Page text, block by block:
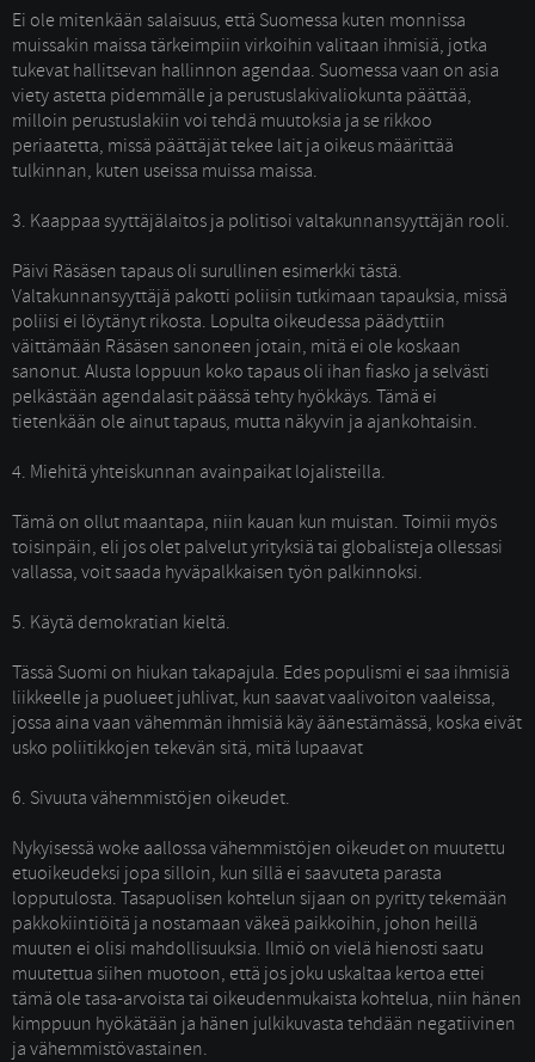
Ei ole mitenkään salaisuus, että Suomessa kuten monnissa
muissakin maissa tärkeimpiin virkoihin valitaan ihmisiä, jotka
tukevat hallitsevan hallinnon agendaa. Suomessa vaan on asia
viety astetta pidemmälle ja perustuslakivaliokunta päättää,
milloin perustuslakiin voi tehdä muutoksia ja se rikkoo
periaatetta, missä päättäjät tekee lait ja oikeus määrittää
tulkinnan, kuten useissa muissa maissa.
3. Kaappaa syyttäjälaitos ja politisoi valtakunnansyyttäjän rooli.
Päivi Räsäsen tapaus oli surullinen esimerkki tästä.
Valtakunnansyyttäjä pakotti poliisin tutkimaan tapauksia, missä
poliisi ei löytänyt rikosta. Lopulta oikeudessa päädyttiin
väittämään Räsäsen sanoneen jotain, mitä ei ole koskaan
sanonut. Alusta loppuun koko tapaus oli ihan fiasko ja selvästi
pelkästään agendalasit päässä tehty hyökkäys. Tämä ei
tietenkään ole ainut tapaus, mutta näkyvin ja ajankohtaisin.
4. Miehitä yhteiskunnan avainpaikat lojalisteilla.
Tämä on ollut maantapa, niin kauan kun muistan. Toimii myös
toisinpäin, eli jos olet palvelut yrityksiä tai globalisteja ollessasi
vallassa, voit saada hyväpalkkaisen työn palkinnoksi.
5. Käytä demokratian kieltä.
Tässä Suomi on hiukan takapajula. Edes populismi ei saa ihmisiä
liikkeelle ja puolueet juhlivat, kun saavat vaalivoiton vaaleissa,
jossa aina vaan vähemmän ihmisiä käy äänestämässä, koska eivät
usko poliitikkojen tekevän sitä, mitä lupaavat
6. Sivuuta vähemmistöjen oikeudet.
Nykyisessä woke aallossa vähemmistöjen oikeudet on muutettu
etuoikeudeksi jopa silloin, kun sillä ei saavuteta parasta
lopputulosta. Tasapuolisen kohtelun sijaan on pyritty tekemään
pakkokiintiöitä ja nostamaan väkeä paikkoihin, johon heillä
muuten ei olisi mahdollisuuksia. Ilmiö on vielä hienosti saatu
muutettua siihen muotoon, että jos joku uskaltaa kertoa ettei
tämä ole tasa-arvoista tai oikeudenmukaista kohtelua, niin hänen
kimppuun hyökätään ja hänen julkikuvasta tehdään negatiivinen
ja vähemmistövastainen.